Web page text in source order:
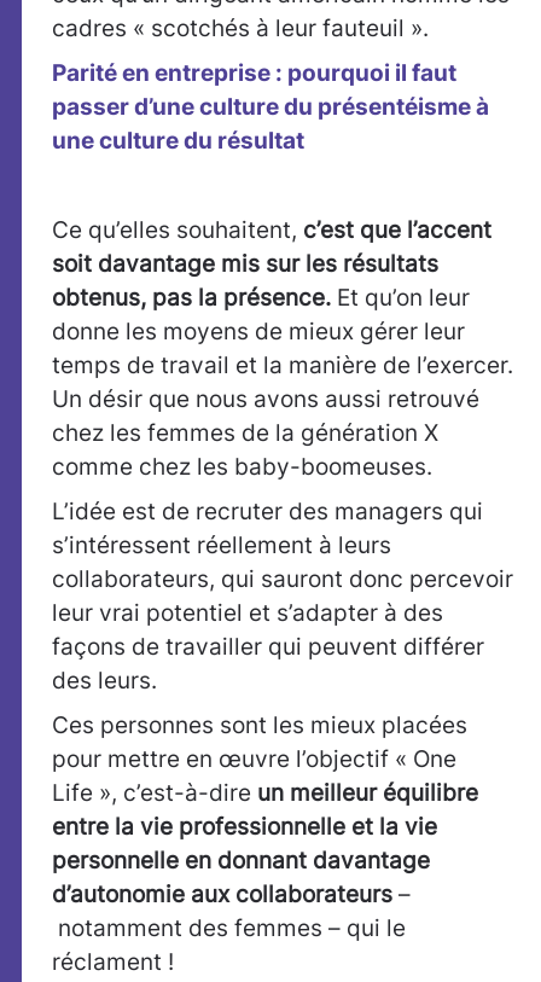
cadres « scotchés à leur fauteuil ».
Parité en entreprise : pourquoi il faut
passer d’une culture du présentéisme à
une culture du résultat
Ce qu’elles souhaitent, c’est que l’accent
soit davantage mis sur les résultats
obtenus, pas la présence. Et qu’on leur
donne les moyens de mieux gérer leur
temps de travail et la manière de l’exercer.
Un désir que nous avons aussi retrouvé
chez les femmes de la génération X
comme chez les baby-boomeuses.
L’idée est de recruter des managers qui
s’intéressent réellement à leurs
collaborateurs, qui sauront donc percevoir
leur vrai potentiel et s’adapter à des
façons de travailler qui peuvent différer
des leurs.
Ces personnes sont les mieux placées
pour mettre en œuvre l’objectif « One
Life », c’est-à-dire un meilleur équilibre
entre la vie professionnelle et la vie
personnelle en donnant davantage
d’autonomie aux collaborateurs –
notamment des femmes – qui le
réclament !